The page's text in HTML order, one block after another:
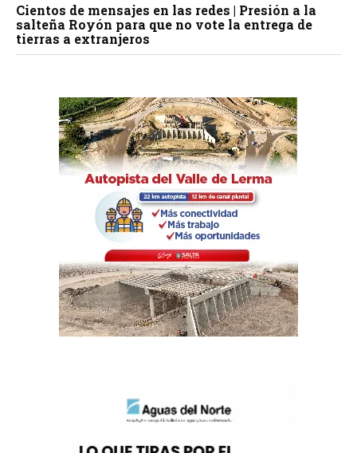
Cientos de mensajes en las redes | Presión a la
salteña Royón para que no vote la entrega de
tierras a extranjeros